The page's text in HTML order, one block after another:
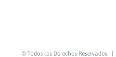
© Todos los Derechos Reservados |